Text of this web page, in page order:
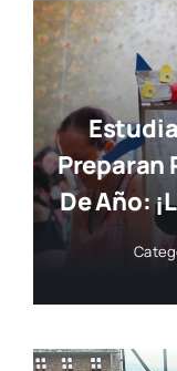
Preparan
De Año: